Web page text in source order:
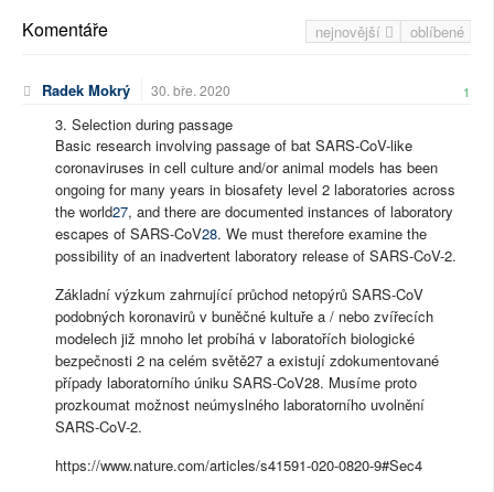
nejnovější oblíbené
Komentáře
Radek Mokrý 30. bře. 2020 1
3. Selection during passage
Basic research involving passage of bat SARS-CoV-like
coronaviruses in cell culture and/or animal models has been
ongoing for many years in biosafety level 2 laboratories across
the world27, and there are documented instances of laboratory
escapes of SARS-CoV28. We must therefore examine the
possibility of an inadvertent laboratory release of SARS-CoV-2.
Základní výzkum zahrnující průchod netopýrů SARS-CoV
podobných koronavirů v buněčné kultuře a / nebo zvířecích
modelech již mnoho let probíhá v laboratořích biologické
bezpečnosti 2 na celém světě27 a existují zdokumentované
případy laboratorního úniku SARS-CoV28. Musíme proto
prozkoumat možnost neúmyslného laboratorního uvolnění
SARS-CoV-2.
https://www.nature.com/articles/s41591-020-0820-9#Sec4